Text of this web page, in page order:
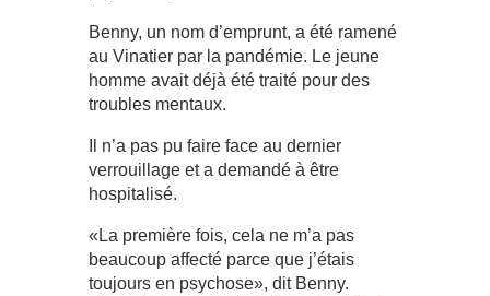
Benny, un nom d’emprunt, a été ramené
au Vinatier par la pandémie. Le jeune
homme avait déjà été traité pour des
troubles mentaux.
Il n’a pas pu faire face au dernier
verrouillage et a demandé à être
hospitalisé.
«La première fois, cela ne m’a pas
beaucoup affecté parce que j’étais
toujours en psychose», dit Benny.